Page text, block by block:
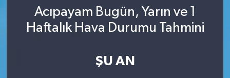
Acıpayam Bugün, Yarın ve 1
Haftalık Hava Durumu Tahmini
ŞU AN
Süper Lig Puan Durumu ve Fikstür